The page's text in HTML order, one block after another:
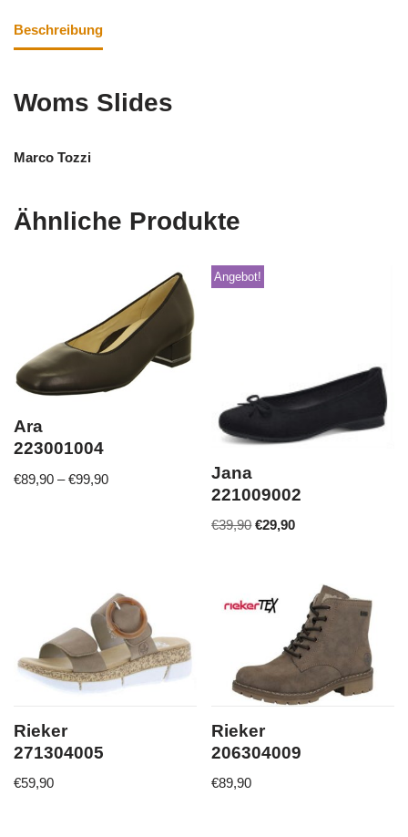
Beschreibung
Woms Slides
Marco Tozzi
Ähnliche Produkte
Ara
223001004
€89,90 –€99,90
Angebot!
Jana
221009002
€39,90 €29,90
Rieker
271304005
€59,90
Rieker
206304009
€89,90